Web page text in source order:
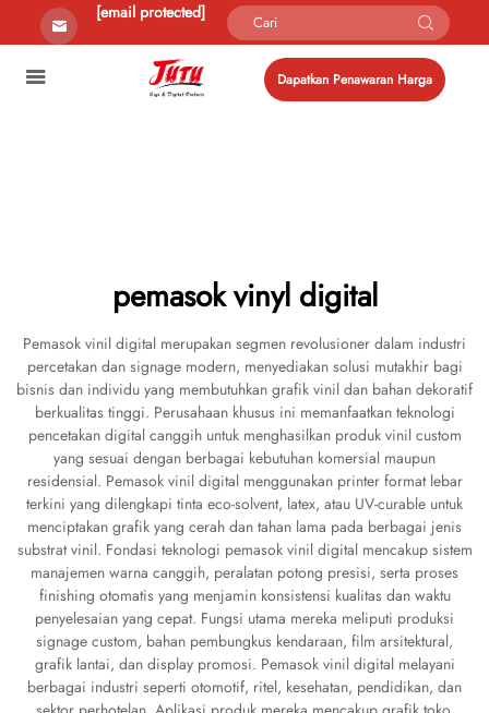
[email protected]
Dapatkan Penawaran Harga
pemasok vinyl digital
Pemasok vinil digital merupakan segmen revolusioner dalam industri
percetakan dan signage modern, menyediakan solusi mutakhir bagi
bisnis dan individu yang membutuhkan grafik vinil dan bahan dekoratif
berkualitas tinggi. Perusahaan khusus ini memanfaatkan teknologi
pencetakan digital canggih untuk menghasilkan produk vinil custom
yang sesuai dengan berbagai kebutuhan komersial maupun
residensial. Pemasok vinil digital menggunakan printer format lebar
terkini yang dilengkapi tinta eco-solvent, latex, atau UV-curable untuk
menciptakan grafik yang cerah dan tahan lama pada berbagai jenis
substrat vinil. Fondasi teknologi pemasok vinil digital mencakup sistem
manajemen warna canggih, peralatan potong presisi, serta proses
finishing otomatis yang menjamin konsistensi kualitas dan waktu
penyelesaian yang cepat. Fungsi utama mereka meliputi produksi
signage custom, bahan pembungkus kendaraan, film arsitektural,
grafik lantai, dan display promosi. Pemasok vinil digital melayani
berbagai industri seperti otomotif, ritel, kesehatan, pendidikan, dan